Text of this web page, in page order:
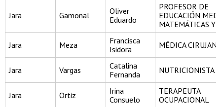
Jara Gamonal
Oliver
Eduardo
PROFESOR DE
EDUCACIÓN
MATEMÁTICAS Y
Jara Meza
Francisca
Isidora
MÉDICA CIRUJANA
Jara Vargas
Catalina
Fernanda
NUTRICIONISTA
Jara Ortiz
Irina
Consuelo
TERAPEUTA
OCUPACIONAL